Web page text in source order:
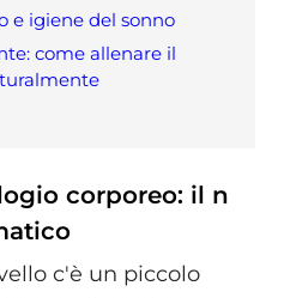
e igiene del sonno
come allenare il
corporeo: il n
c'è un piccolo